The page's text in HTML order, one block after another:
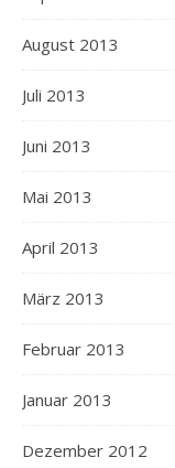
August 2013
Juli 2013
Juni 2013
Mai 2013
April 2013
März 2013
Februar 2013
Januar 2013
Dezember 2012